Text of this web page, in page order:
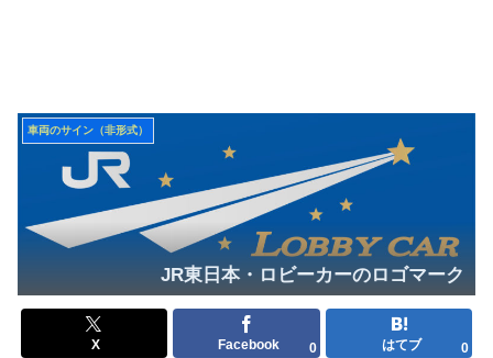
車両のサイン（非形式）
JR東日本・ロビーカーのロゴマーク
X Facebook 0 はてブ 0